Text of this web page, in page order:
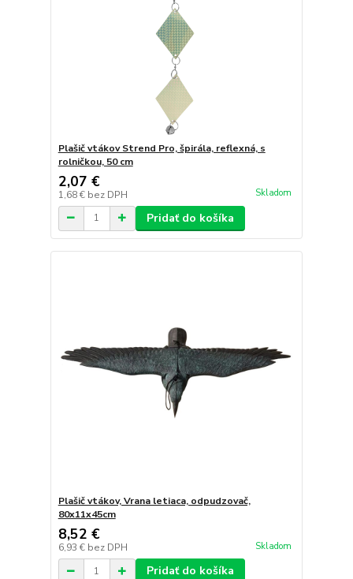
Plašič vtákov Strend Pro, špirála, reflexná, s
rolničkou, 50 cm
2,07 €
1,68 € bez DPH Skladom
Pridať do košíka
Plašič vtákov, Vrana letiaca, odpudzovač,
80x11x45cm
8,52 €
6,93 € bez DPH Skladom
Pridať do košíka